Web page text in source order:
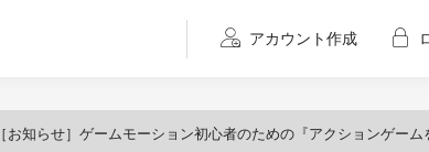
アカウント作成
［お知らせ］ゲームモーション初心者のための『アクションゲームを想定した格闘モーションの作り方』配信開始（CGWORLD Online